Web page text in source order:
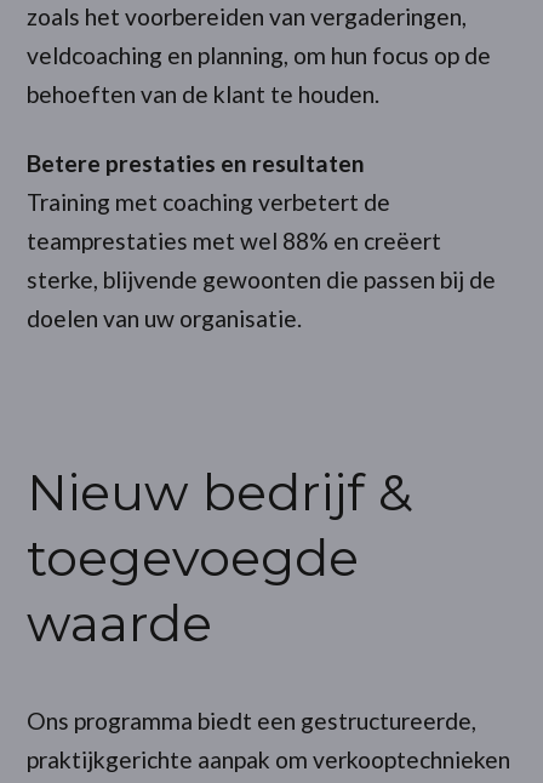
zoals het voorbereiden van vergaderingen,
veldcoaching en planning, om hun focus op de
behoeften van de klant te houden.
Betere prestaties en resultaten
Training met coaching verbetert de
teamprestaties met wel 88% en creëert
sterke, blijvende gewoonten die passen bij de
doelen van uw organisatie.
Nieuw bedrijf &
toegevoegde
waarde
Ons programma biedt een gestructureerde,
praktijkgerichte aanpak om verkooptechnieken